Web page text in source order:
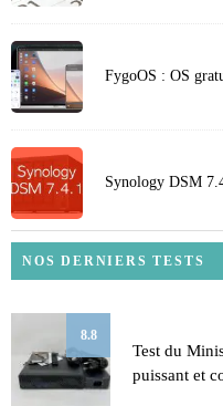
FygoOS : OS
Synology DSM
NOS DERNIERS TESTS
8.8
Test du
puissant et